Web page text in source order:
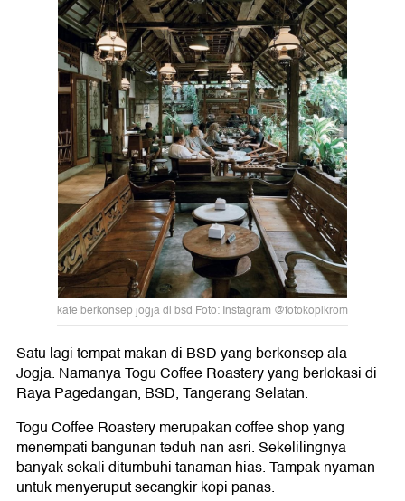
kafe berkonsep jogja di bsd Foto: Instagram @fotokopikrom
Satu lagi tempat makan di BSD yang berkonsep ala
Jogja. Namanya Togu Coffee Roastery yang berlokasi di
Raya Pagedangan, BSD, Tangerang Selatan.
Togu Coffee Roastery merupakan coffee shop yang
menempati bangunan teduh nan asri. Sekelilingnya
banyak sekali ditumbuhi tanaman hias. Tampak nyaman
untuk menyeruput secangkir kopi panas.